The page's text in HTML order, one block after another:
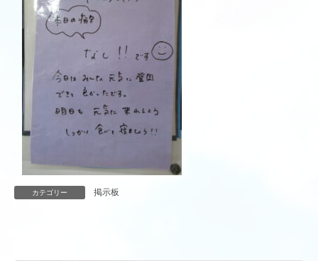
カテゴリー 掲示板